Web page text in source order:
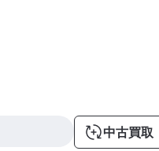
中古買取